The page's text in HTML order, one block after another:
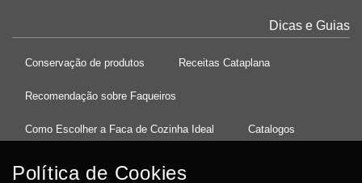
Dicas e Guias
Conservação de produtos Receitas Cataplana
Recomendação sobre Faqueiros
Como Escolher a Faca de Cozinha Ideal Catalogos
Política de Cookies